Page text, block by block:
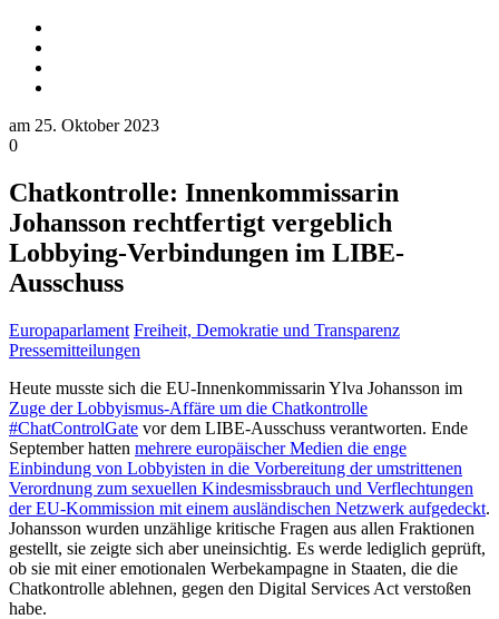
am 25. Oktober 2023
0
Chatkontrolle: Innenkommissarin
Johansson rechtfertigt vergeblich
Lobbying-Verbindungen im LIBE-
Ausschuss
Europaparlament Freiheit, Demokratie und Transparenz
Pressemitteilungen
Heute musste sich die EU-Innenkommissarin Ylva Johansson im
Zuge der Lobbyismus-Affäre um die Chatkontrolle
#ChatControlGate vor dem LIBE-Ausschuss verantworten. Ende
September hatten mehrere europäischer Medien die enge
Einbindung von Lobbyisten in die Vorbereitung der umstrittenen
Verordnung zum sexuellen Kindesmissbrauch und Verflechtungen
der EU-Kommission mit einem ausländischen Netzwerk aufgedeckt.
Johansson wurden unzählige kritische Fragen aus allen Fraktionen
gestellt, sie zeigte sich aber uneinsichtig. Es werde lediglich geprüft,
ob sie mit einer emotionalen Werbekampagne in Staaten, die die
Chatkontrolle ablehnen, gegen den Digital Services Act verstoßen
habe.